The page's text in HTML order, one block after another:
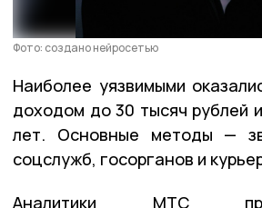
Фото: создано нейросетью
Наиболее уязвимыми
доходом до 30 тысяч рублей
лет. Основные методы —
соцслужб, госорганов и
Аналитики МТС